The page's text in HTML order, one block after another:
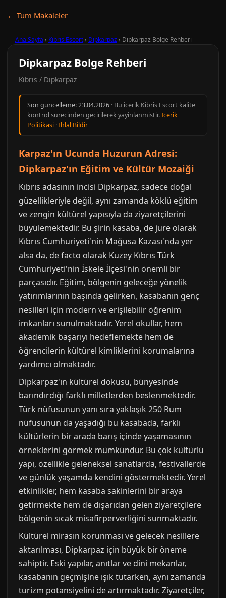
← Tum Makaleler
Ana Sayfa › Kibris Escort› Dipkarpaz› Dipkarpaz Bolge Rehberi
Dipkarpaz Bolge Rehberi
Kibris / Dipkarpaz
Son guncelleme:23.04.2026 · Bu icerik Kibris Escort kalite
kontrol surecinden gecirilerek yayinlanmistir.Icerik
Politikasi ·Ihlal Bildir
Karpaz'ın Ucunda Huzurun Adresi:
Dipkarpaz'ın Eğitim ve Kültür Mozaiği
Kıbrıs adasının incisi Dipkarpaz, sadece doğal
güzellikleriyle değil, aynı zamanda köklü eğitim
ve zengin kültürel yapısıyla da ziyaretçilerini
büyülemektedir. Bu şirin kasaba, de jure olarak
Kıbrıs Cumhuriyeti'nin Mağusa Kazası'nda yer
alsa da, de facto olarak Kuzey Kıbrıs Türk
Cumhuriyeti'nin İskele İlçesi'nin önemli bir
parçasıdır. Eğitim, bölgenin geleceğe yönelik
yatırımlarının başında gelirken, kasabanın genç
nesilleri için modern ve erişilebilir öğrenim
imkanları sunulmaktadır. Yerel okullar, hem
akademik başarıyı hedeflemekte hem de
öğrencilerin kültürel kimliklerini korumalarına
yardımcı olmaktadır.
Dipkarpaz'ın kültürel dokusu, bünyesinde
barındırdığı farklı milletlerden beslenmektedir.
Türk nüfusunun yanı sıra yaklaşık 250 Rum
nüfusunun da yaşadığı bu kasabada, farklı
kültürlerin bir arada barış içinde yaşamasının
örneklerini görmek mümkündür. Bu çok kültürlü
yapı, özellikle geleneksel sanatlarda, festivallerde
ve günlük yaşamda kendini göstermektedir. Yerel
etkinlikler, hem kasaba sakinlerini bir araya
getirmekte hem de dışarıdan gelen ziyaretçilere
bölgenin sıcak misafirperverliğini sunmaktadır.
Kültürel mirasın korunması ve gelecek nesillere
aktarılması, Dipkarpaz için büyük bir öneme
sahiptir. Eski yapılar, anıtlar ve dini mekanlar,
kasabanın geçmişine ışık tutarken, aynı zamanda
turizm potansiyelini de artırmaktadır. Ziyaretçiler,